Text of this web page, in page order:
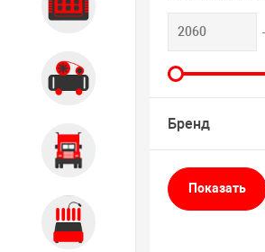
Компрессорное
Грузовое оборудование
Обслуживание систем и
Бренд